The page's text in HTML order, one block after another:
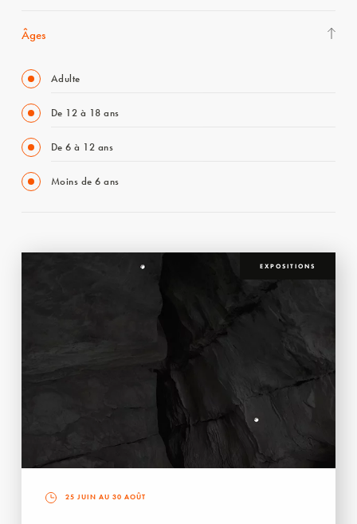
Âges
Adulte
De 12 à 18 ans
De 6 à 12 ans
Moins de 6 ans
EXPOSITIONS
25 JUIN AU 30 AOÛT